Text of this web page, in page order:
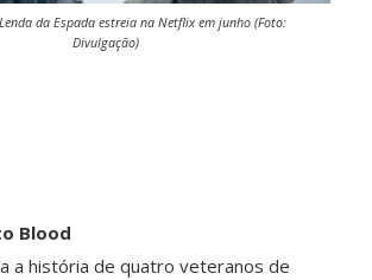
da Espada estreia na Netflix em junho (Foto:
Divulgação)
Blood
a história de quatro veteranos de